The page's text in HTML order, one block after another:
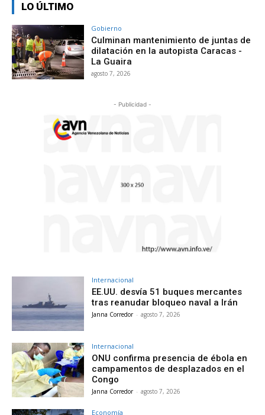
LO ÚLTIMO
Gobierno
Culminan mantenimiento de juntas de
dilatación en la autopista Caracas -
La Guaira
agosto 7, 2026
- Publicidad -
Internacional
EE.UU. desvía 51 buques mercantes
tras reanudar bloqueo naval a Irán
Janna Corredor - agosto 7, 2026
Internacional
ONU confirma presencia de ébola en
campamentos de desplazados en el
Congo
Janna Corredor - agosto 7, 2026
Economía